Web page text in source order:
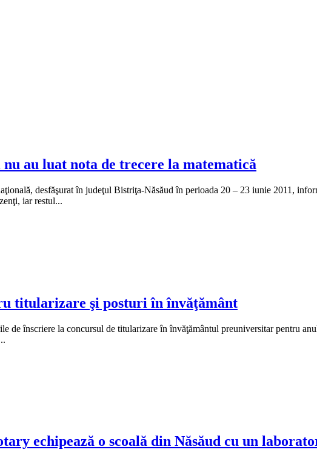
au luat nota de trecere la matematică
desfăşurat în judeţul Bistriţa-Năsăud în perioada 20 – 23 iunie 2011,
iar restul...
titularizare şi posturi în învăţământ
de înscriere la concursul de titularizare în învăţământul preuniversitar pentru
echipează o scoală din Năsăud cu un